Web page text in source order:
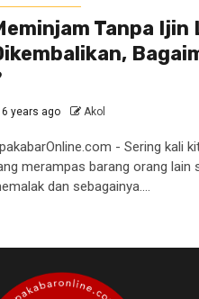
Tanpa Ijin
years ago Akol
- Sering kali
merampas barang orang lain
dan sebagainya....